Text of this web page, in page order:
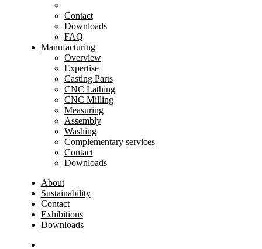
Contact
Downloads
FAQ
Manufacturing
Overview
Expertise
Casting Parts
CNC Lathing
CNC Milling
Measuring
Assembly
Washing
Complementary services
Contact
Downloads
About
Sustainability
Contact
Exhibitions
Downloads